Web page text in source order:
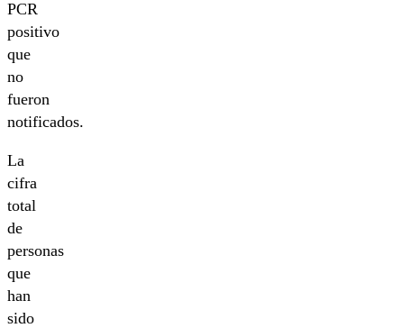
PCR
positivo
que
no
fueron
notificados.
La
cifra
total
de
personas
que
han
sido